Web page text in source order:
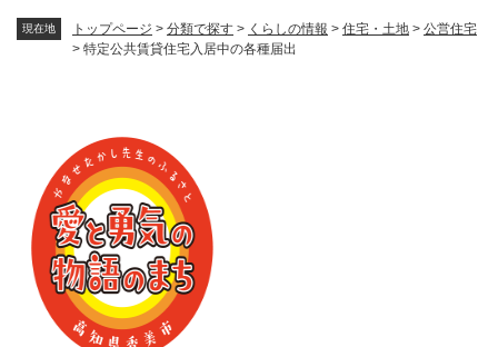
現在地 トップページ > 分類で探す > くらしの情報 > 住宅・土地 > 公営住宅
> 特定公共賃貸住宅入居中の各種届出